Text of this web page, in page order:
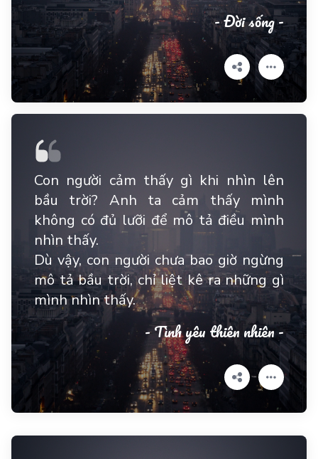
- Đời sống -
Con người cảm thấy gì khi nhìn lên
bầu trời? Anh ta cảm thấy mình
không có đủ lưỡi để mô tả điều mình
nhìn thấy.
Dù vậy, con người chưa bao giờ ngừng
mô tả bầu trời, chỉ liệt kê ra những gì
mình nhìn thấy.
- Tình yêu thiên nhiên -